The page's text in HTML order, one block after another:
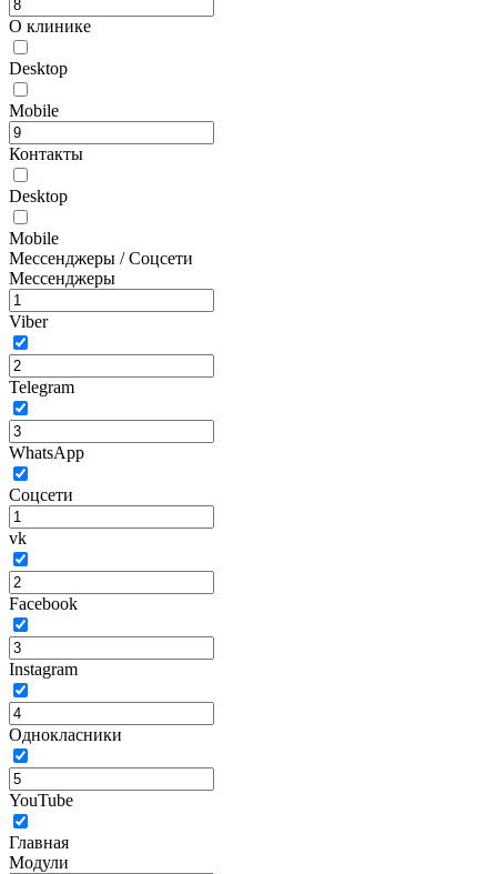
О клинике
Desktop
Mobile
Контакты
Desktop
Mobile
Мессенджеры / Соцсети
Мессенджеры
Viber
Telegram
WhatsApp
Соцсети
vk
Facebook
Instagram
Однокласники
YouTube
Главная
Модули